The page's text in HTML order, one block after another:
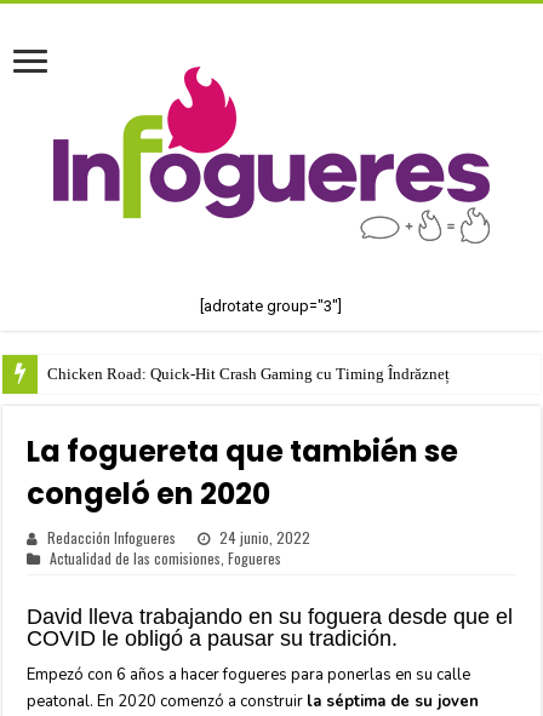
[adrotate group="3"]
Chicken Road: Quick‑Hit Crash Gaming cu Timing Îndrăzneț
La foguereta que también se
congeló en 2020
Redacción Infogueres
24 junio, 2022
Actualidad de las comisiones ,Fogueres
David lleva trabajando en su foguera desde que el
COVID le obligó a pausar su tradición.
Empezó con 6 años a hacer fogueres para ponerlas en su calle
peatonal. En 2020 comenzó a construir la séptima de su joven